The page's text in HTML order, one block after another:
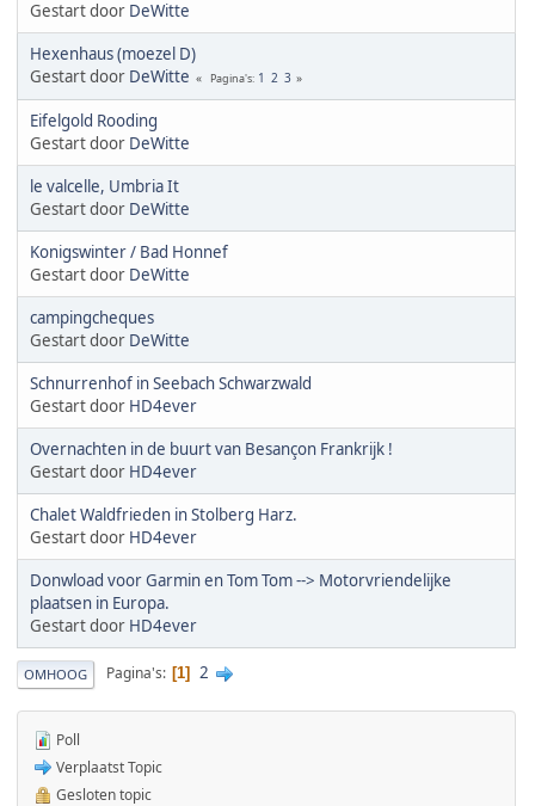
Gestart door DeWitte
Hexenhaus (moezel D)
Gestart door DeWitte Pagina's 1 2 3
Eifelgold Rooding
Gestart door DeWitte
le valcelle, Umbria It
Gestart door DeWitte
Konigswinter / Bad Honnef
Gestart door DeWitte
campingcheques
Gestart door DeWitte
Schnurrenhof in Seebach Schwarzwald
Gestart door HD4ever
Overnachten in de buurt van Besançon Frankrijk !
Gestart door HD4ever
Chalet Waldfrieden in Stolberg Harz.
Gestart door HD4ever
Donwload voor Garmin en Tom Tom --> Motorvriendelijke
plaatsen in Europa.
Gestart door HD4ever
OMHOOG Pagina's 1 2
Poll
Verplaatst Topic
Gesloten topic